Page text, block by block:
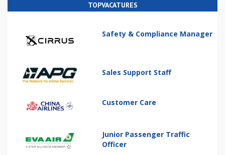
TOPVACATURES
Safety & Compliance Manager
Sales Support Staff
Customer Care
Junior Passenger Traffic
Officer